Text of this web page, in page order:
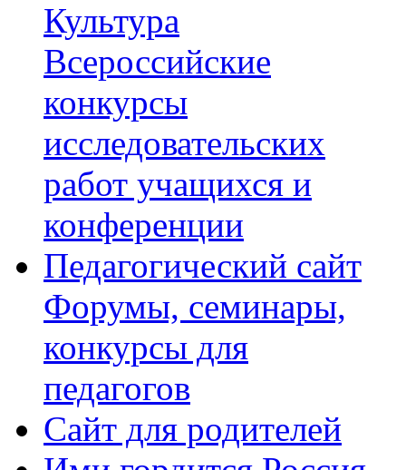
Культура
Всероссийские
конкурсы
исследовательских
работ учащихся и
конференции
Педагогический сайт
Форумы, семинары,
конкурсы для
педагогов
Сайт для родителей